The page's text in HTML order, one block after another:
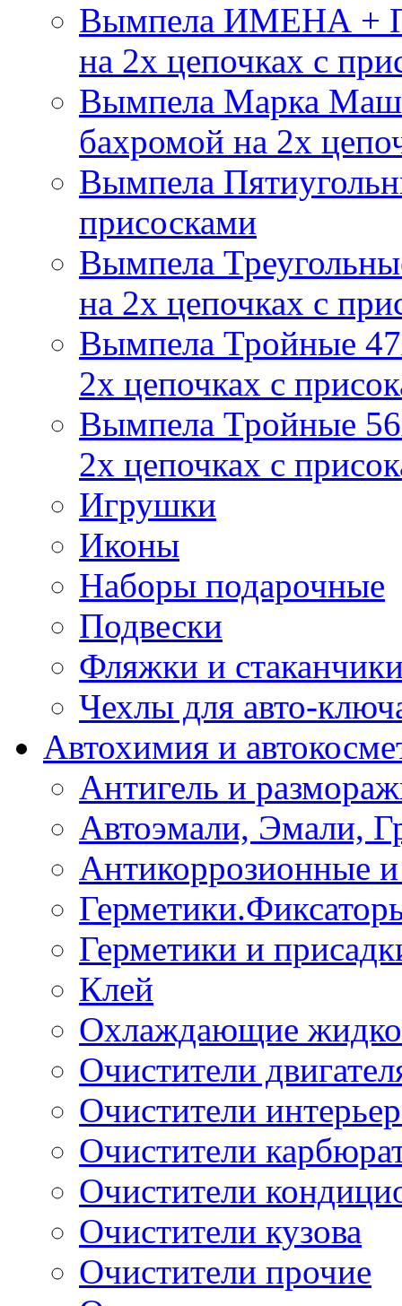
Вымпела ИМЕНА +
на 2х цепочках с
Вымпела Марка
бахромой на 2х
Вымпела
присосками
Вымпела
на 2х цепочках с
Вымпела Тройные
2х цепочках с
Вымпела Тройные
2х цепочках с
Игрушки
Иконы
Наборы подарочные
Подвески
Фляжки и
Чехлы для авто-
Автохимия и
Антигель и
Автоэмали, Эмали,
Антикоррозионные
Герметики и
Клей
Охлаждающие
Очистители
Очистители
Очистители
Очистители
Очистители кузова
Очистители прочие